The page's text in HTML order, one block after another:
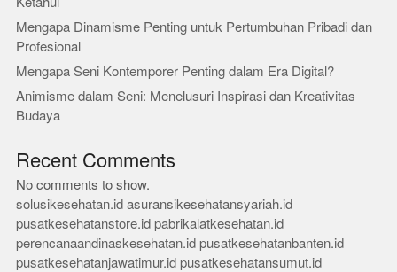
Mengapa Dinamisme Penting untuk Pertumbuhan Pribadi dan
Profesional
Mengapa Seni Kontemporer Penting dalam Era Digital?
Animisme dalam Seni: Menelusuri Inspirasi dan Kreativitas
Budaya
Recent Comments
No comments to show.
solusikesehatan.id asuransikesehatansyariah.id
pusatkesehatanstore.id pabrikalatkesehatan.id
perencanaandinaskesehatan.id pusatkesehatanbanten.id
pusatkesehatanjawatimur.id pusatkesehatansumut.id